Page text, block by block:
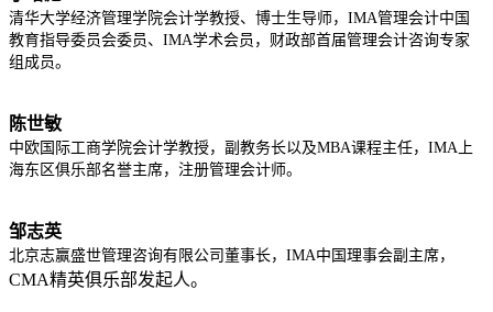
清华大学经济管理学院会计学教授、博士生导师，IMA管理会计中国
教育指导委员会委员、IMA学术会员，财政部首届管理会计咨询专家
组成员。
陈世敏
中欧国际工商学院会计学教授，副教务长以及MBA课程主任，IMA上
海东区俱乐部名誉主席，注册管理会计师。
邹志英
北京志赢盛世管理咨询有限公司董事长，IMA中国理事会副主席，
CMA精英俱乐部发起人。